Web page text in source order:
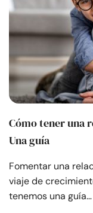
Cómo tener una
Una guía
Fomentar una
viaje de
tenemos una guía…